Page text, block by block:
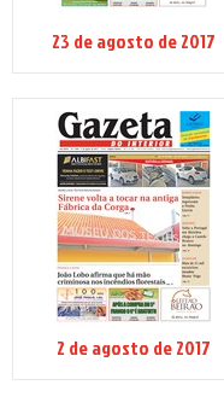
23 de agosto de 2017
2 de agosto de 2017